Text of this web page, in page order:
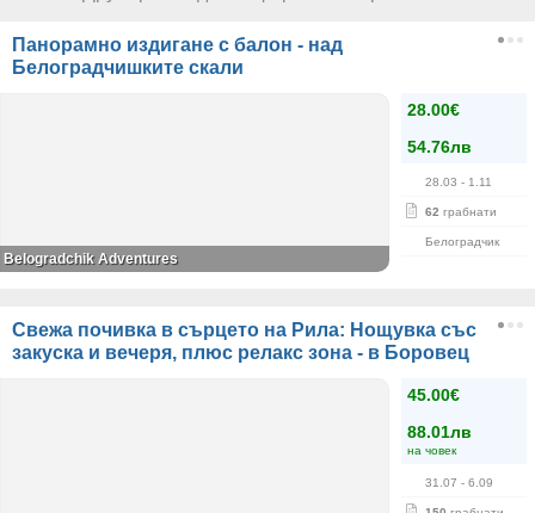
Панорамно издигане с балон - над
Белоградчишките скали
28.00€
54.76лв
28.03 - 1.11
62 грабнати
Белоградчик
Belogradchik Adventures
Свежа почивка в сърцето на Рила: Нощувка със
закуска и вечеря, плюс релакс зона - в Боровец
45.00€
88.01лв
на човек
31.07 - 6.09